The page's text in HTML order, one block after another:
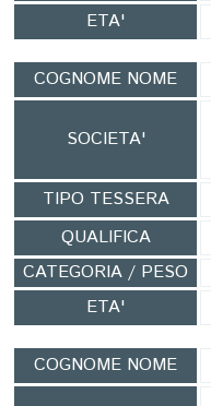
ETA'
COGNOME NOME
SOCIETA'
TIPO TESSERA
QUALIFICA
CATEGORIA / PESO
ETA'
COGNOME NOME